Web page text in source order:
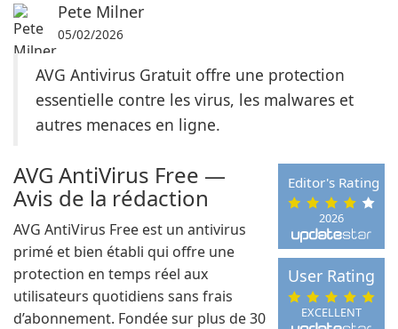
Pete Milner
05/02/2026
AVG Antivirus Gratuit offre une protection
essentielle contre les virus, les malwares et
autres menaces en ligne.
2026
Editor's Rating
EXCELLENT
User Rating
AVG AntiVirus Free —
Avis de la rédaction
AVG AntiVirus Free est un antivirus
primé et bien établi qui offre une
protection en temps réel aux
utilisateurs quotidiens sans frais
d’abonnement. Fondée sur plus de 30